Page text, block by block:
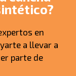
en
a llevar a
parte de